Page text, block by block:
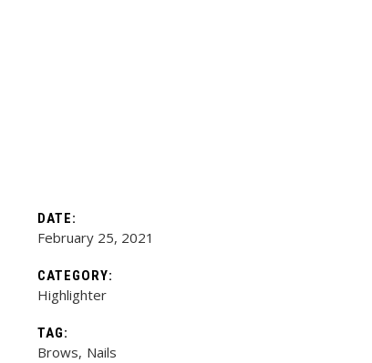
DATE:
February 25, 2021
CATEGORY:
Highlighter
TAG:
Brows Nails